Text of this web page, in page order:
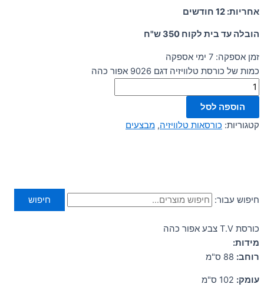
אחריות: 12 חודשים
הובלה עד בית לקוח 350 ש"ח
זמן אספקה: 7 ימי אספקה
כמות של כורסת טלוויזיה דגם 9026 אפור כהה
הוספה לסל
קטגוריות: כורסאות טלוויזיה, מבצעים
חיפוש עבור: חיפוש
כורסת T.V צבע אפור כהה
מידות:
רוחב:
עומק: